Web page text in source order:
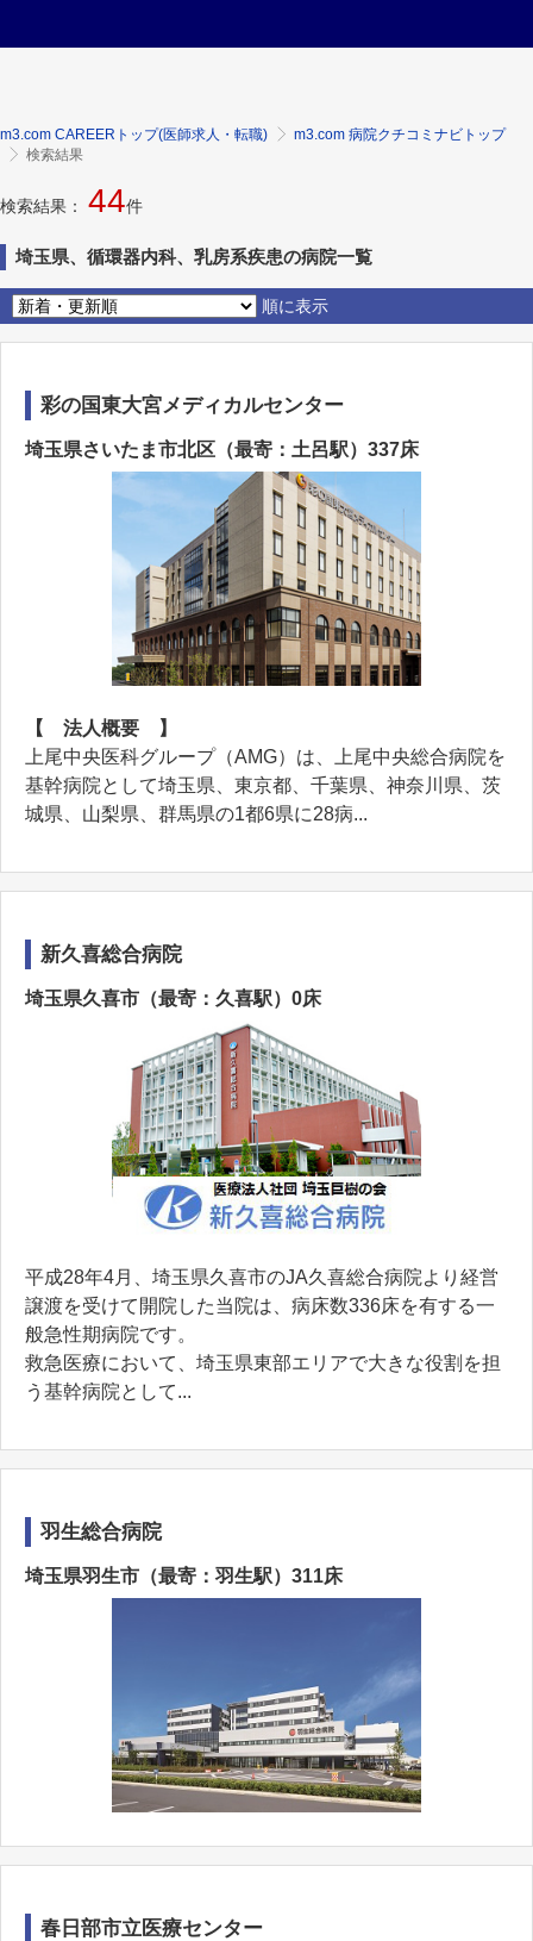
m3.com CAREERトップ(医師求人・転職)
m3.com 病院クチコミナビトップ
検索結果
検索結果： 44件
埼玉県、循環器内科、乳房系疾患の病院一覧
順に表示
彩の国東大宮メディカルセンター
埼玉県さいたま市北区（最寄：土呂駅）337床
【 法人概要 】
上尾中央医科グループ（AMG）は、上尾中央総合病院を
基幹病院として埼玉県、東京都、千葉県、神奈川県、茨
城県、山梨県、群馬県の1都6県に28病...
新久喜総合病院
埼玉県久喜市（最寄：久喜駅）0床
平成28年4月、埼玉県久喜市のJA久喜総合病院より経営
譲渡を受けて開院した当院は、病床数336床を有する一
般急性期病院です。
救急医療において、埼玉県東部エリアで大きな役割を担
う基幹病院として...
羽生総合病院
埼玉県羽生市（最寄：羽生駅）311床
春日部市立医療センター